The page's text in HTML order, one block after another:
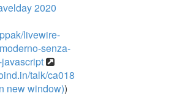
2020
livewire-
senza-
talk/ca018
new window))